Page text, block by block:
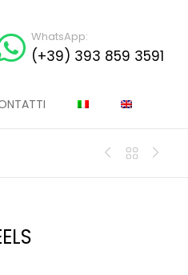
WhatsApp:
(+39) 393 859 3591